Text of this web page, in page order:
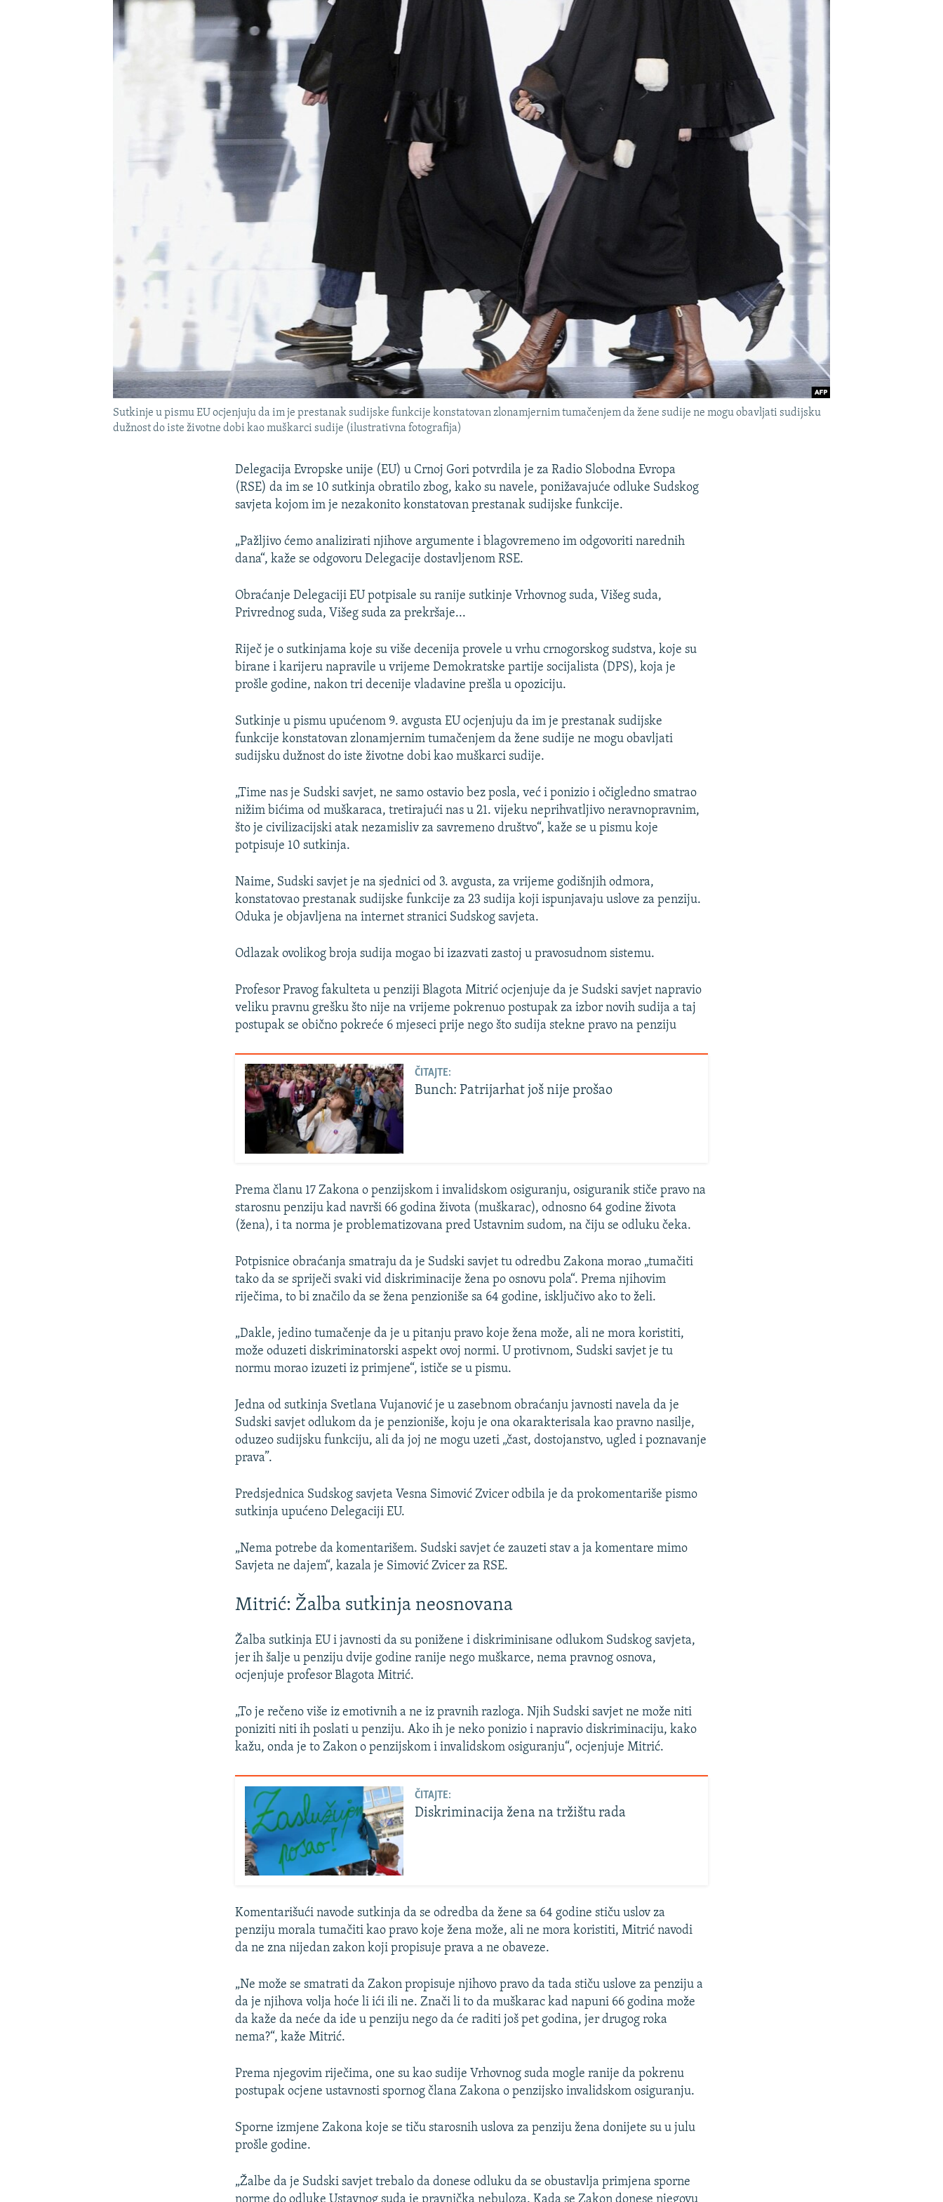
TRI DECENIJE OD RATA U BIH
NASTANAK I RASPAD JUGOSLAVIJE
Sutkinje u pismu EU ocjenjuju da im je prestanak sudijske funkcije konstatovan zlonamjernim tumačenjem da žene sudije ne mogu obavljati sudijsku
dužnost do iste životne dobi kao muškarci sudije (ilustrativna fotografija)
Delegacija Evropske unije (EU) u Crnoj Gori potvrdila je za Radio Slobodna Evropa
(RSE) da im se 10 sutkinja obratilo zbog, kako su navele, ponižavajuće odluke Sudskog
savjeta kojom im je nezakonito konstatovan prestanak sudijske funkcije.
„Pažljivo ćemo analizirati njihove argumente i blagovremeno im odgovoriti narednih
dana“, kaže se odgovoru Delegacije dostavljenom RSE.
Obraćanje Delegaciji EU potpisale su ranije sutkinje Vrhovnog suda, Višeg suda,
Privrednog suda, Višeg suda za prekršaje...
Riječ je o sutkinjama koje su više decenija provele u vrhu crnogorskog sudstva, koje su
birane i karijeru napravile u vrijeme Demokratske partije socijalista (DPS), koja je
prošle godine, nakon tri decenije vladavine prešla u opoziciju.
Sutkinje u pismu upućenom 9. avgusta EU ocjenjuju da im je prestanak sudijske
funkcije konstatovan zlonamjernim tumačenjem da žene sudije ne mogu obavljati
sudijsku dužnost do iste životne dobi kao muškarci sudije.
„Time nas je Sudski savjet, ne samo ostavio bez posla, već i ponizio i očigledno smatrao
nižim bićima od muškaraca, tretirajući nas u 21. vijeku neprihvatljivo neravnopravnim,
što je civilizacijski atak nezamisliv za savremeno društvo“, kaže se u pismu koje
potpisuje 10 sutkinja.
Naime, Sudski savjet je na sjednici od 3. avgusta, za vrijeme godišnjih odmora,
konstatovao prestanak sudijske funkcije za 23 sudija koji ispunjavaju uslove za penziju.
Oduka je objavljena na internet stranici Sudskog savjeta.
Odlazak ovolikog broja sudija mogao bi izazvati zastoj u pravosudnom sistemu.
Profesor Pravog fakulteta u penziji Blagota Mitrić ocjenjuje da je Sudski savjet napravio
veliku pravnu grešku što nije na vrijeme pokrenuo postupak za izbor novih sudija a taj
postupak se obično pokreće 6 mjeseci prije nego što sudija stekne pravo na penziju
ČITAJTE:
Bunch: Patrijarhat još nije prošao
Prema članu 17 Zakona o penzijskom i invalidskom osiguranju, osiguranik stiče pravo na
starosnu penziju kad navrši 66 godina života (muškarac), odnosno 64 godine života
(žena), i ta norma je problematizovana pred Ustavnim sudom, na čiju se odluku čeka.
Potpisnice obraćanja smatraju da je Sudski savjet tu odredbu Zakona morao „tumačiti
tako da se spriječi svaki vid diskriminacije žena po osnovu pola“. Prema njihovim
riječima, to bi značilo da se žena penzioniše sa 64 godine, isključivo ako to želi.
„Dakle, jedino tumačenje da je u pitanju pravo koje žena može, ali ne mora koristiti,
može oduzeti diskriminatorski aspekt ovoj normi. U protivnom, Sudski savjet je tu
normu morao izuzeti iz primjene“, ističe se u pismu.
Jedna od sutkinja Svetlana Vujanović je u zasebnom obraćanju javnosti navela da je
Sudski savjet odlukom da je penzioniše, koju je ona okarakterisala kao pravno nasilje,
oduzeo sudijsku funkciju, ali da joj ne mogu uzeti „čast, dostojanstvo, ugled i poznavanje
prava”.
Predsjednica Sudskog savjeta Vesna Simović Zvicer odbila je da prokomentariše pismo
sutkinja upućeno Delegaciji EU.
„Nema potrebe da komentarišem. Sudski savjet će zauzeti stav a ja komentare mimo
Savjeta ne dajem“, kazala je Simović Zvicer za RSE.
Mitrić: Žalba sutkinja neosnovana
Žalba sutkinja EU i javnosti da su ponižene i diskriminisane odlukom Sudskog savjeta,
jer ih šalje u penziju dvije godine ranije nego muškarce, nema pravnog osnova,
ocjenjuje profesor Blagota Mitrić.
„To je rečeno više iz emotivnih a ne iz pravnih razloga. Njih Sudski savjet ne može niti
poniziti niti ih poslati u penziju. Ako ih je neko ponizio i napravio diskriminaciju, kako
kažu, onda je to Zakon o penzijskom i invalidskom osiguranju“, ocjenjuje Mitrić.
ČITAJTE:
Diskriminacija žena na tržištu rada
Komentarišući navode sutkinja da se odredba da žene sa 64 godine stiču uslov za
penziju morala tumačiti kao pravo koje žena može, ali ne mora koristiti, Mitrić navodi
da ne zna nijedan zakon koji propisuje prava a ne obaveze.
„Ne može se smatrati da Zakon propisuje njihovo pravo da tada stiču uslove za penziju a
da je njihova volja hoće li ići ili ne. Znači li to da muškarac kad napuni 66 godina može
da kaže da neće da ide u penziju nego da će raditi još pet godina, jer drugog roka
nema?“, kaže Mitrić.
Prema njegovim riječima, one su kao sudije Vrhovnog suda mogle ranije da pokrenu
postupak ocjene ustavnosti spornog člana Zakona o penzijsko invalidskom osiguranju.
Sporne izmjene Zakona koje se tiču starosnih uslova za penziju žena donijete su u julu
prošle godine.
„Žalbe da je Sudski savjet trebalo da donese odluku da se obustavlja primjena sporne
norme do odluke Ustavnog suda je pravnička nebuloza. Kada se Zakon donese njegovu